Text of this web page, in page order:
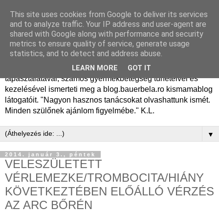
Dr. Bauer Béla Ph.D.
gyermekgyógyász
Dr. Bauer Béla Ph.D. gyermekgyógyász főorvos, 50 éves
tapasztalatával, számos gyermekbetegség tüneteivel és
kezelésével ismerteti meg a blog.bauerbela.ro kismamablog
látogatóit. "Nagyon hasznos tanácsokat olvashattunk ismét.
Minden szülőnek ajánlom figyelmébe." K.L.
▼
2014. január 3., péntek
VELESZÜLETETT
VÉRLEMEZKE/TROMBOCITA/HIÁNY
KÖVETKEZTÉBEN ELŐÁLLÓ VÉRZÉS
AZ ARC BŐRÉN
This site uses cookies from Google to deliver its services
and to analyze traffic. Your IP address and user-agent are
shared with Google along with performance and security
metrics to ensure quality of service, generate usage
statistics, and to detect and address abuse.
LEARN MORE GOT IT